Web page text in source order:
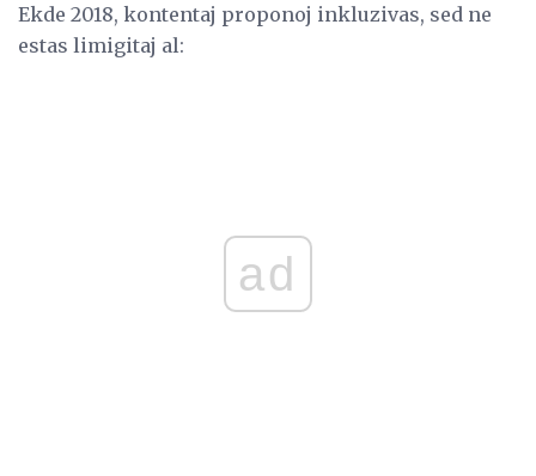
Ekde 2018, kontentaj proponoj inkluzivas, sed ne
estas limigitaj al:
ad